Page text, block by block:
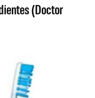
(Doctor